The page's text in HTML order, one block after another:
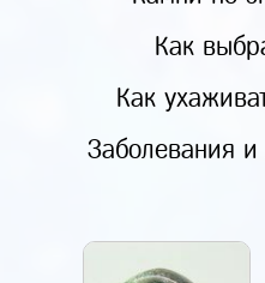
Как
Как
Заболевания